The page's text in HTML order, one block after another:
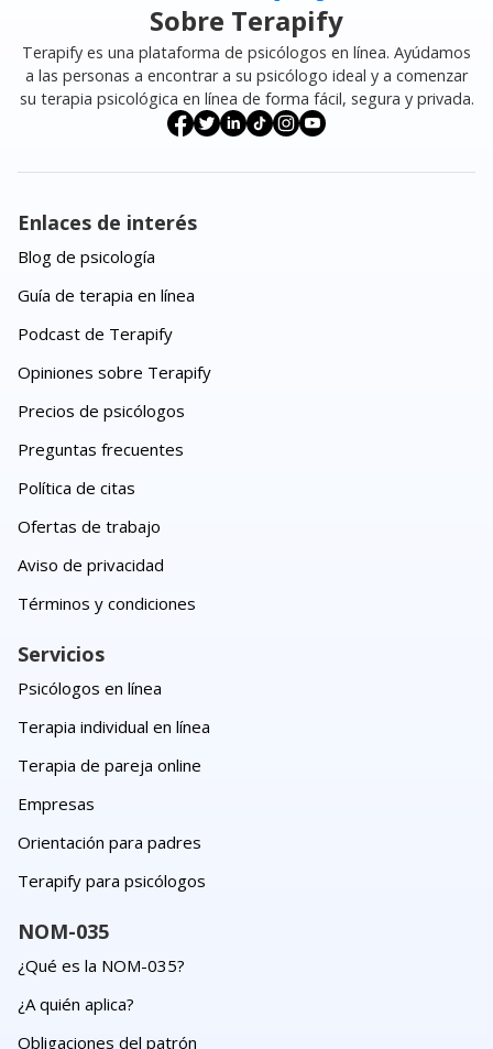
Sobre Terapify
Terapify es una plataforma de psicólogos en línea. Ayúdamos
a las personas a encontrar a su psicólogo ideal y a comenzar
su terapia psicológica en línea de forma fácil, segura y privada.
Enlaces de interés
Blog de psicología
Guía de terapia en línea
Podcast de Terapify
Opiniones sobre Terapify
Precios de psicólogos
Preguntas frecuentes
Política de citas
Ofertas de trabajo
Aviso de privacidad
Términos y condiciones
Servicios
Psicólogos en línea
Terapia individual en línea
Terapia de pareja online
Empresas
Orientación para padres
Terapify para psicólogos
NOM-035
¿Qué es la NOM-035?
¿A quién aplica?
Obligaciones del patrón